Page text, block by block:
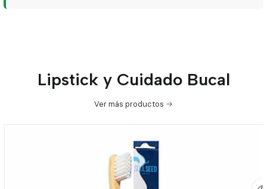
Lipstick y Cuidado Bucal
Ver más productos